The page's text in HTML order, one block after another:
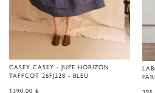
CASEY CASEY - JUPE HORIZON
TAFFCOT 26FJ228 - BLEU
1390,00 €